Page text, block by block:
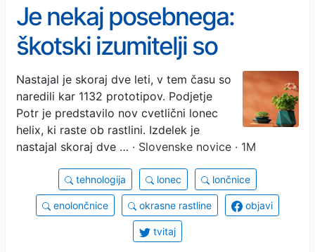
Je nekaj posebnega:
škotski izumitelji so
predstavili nenavaden
cvetlični lonec
Nastajal je skoraj dve leti, v tem času so
naredili kar 1132 prototipov. Podjetje
Potr je predstavilo nov cvetlični lonec
helix, ki raste ob rastlini. Izdelek je
nastajal skoraj dve … · Slovenske novice · 1M
tehnologija lonec lončnice
enolončnice okrasne rastline objavi
tvitaj